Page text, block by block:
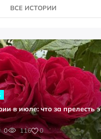
ВСЕ ИСТОРИИ
0 116 0
в июле: что за прелесть